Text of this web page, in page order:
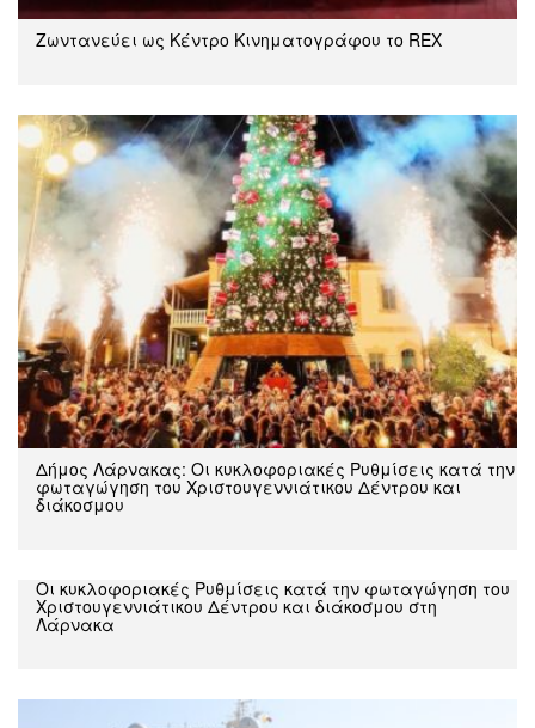
Ζωντανεύει ως Κέντρο Κινηματογράφου το REX
Δήμος Λάρνακας: Oι κυκλοφοριακές Ρυθμίσεις κατά την
φωταγώγηση του Χριστουγεννιάτικου Δέντρου και
διάκοσμου
Oι κυκλοφοριακές Ρυθμίσεις κατά την φωταγώγηση του
Χριστουγεννιάτικου Δέντρου και διάκοσμου στη
Λάρνακα